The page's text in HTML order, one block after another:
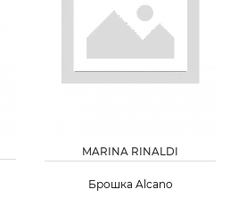
MARINA RINALDI
Брошка Alcano